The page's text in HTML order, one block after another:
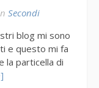
Secondi
blog mi sono
e questo mi fa
la particella di